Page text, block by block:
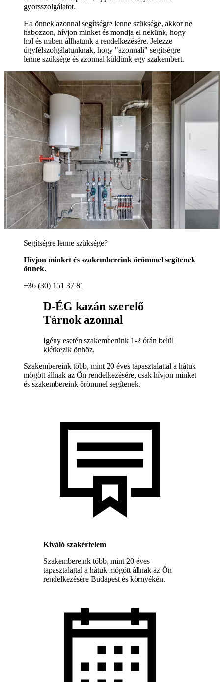
gyorsszolgálatot.
Ha önnek azonnal segítségre lenne szüksége, akkor ne
habozzon, hívjon minket és mondja el nekünk, hogy
hol és miben állhatunk a rendelkezésére. Jelezze
ügyfélszolgálatunknak, hogy "azonnali" segítségre
lenne szüksége és azonnal küldünk egy szakembert.
Segítségre lenne szüksége?
Hívjon minket és szakembereink örömmel segítenek
önnek.
+36 (30) 151 37 81
D-ÉG kazán szerelő
Tárnok azonnal
Igény esetén szakemberünk 1-2 órán belül
kiérkezik önhöz.
Szakembereink több, mint 20 éves tapasztalattal a hátuk
mögött állnak az Ön rendelkezésére, csak hívjon minket
és szakembereink örömmel segítenek.
Kiváló szakértelem
Szakembereink több, mint 20 éves
tapasztalattal a hátuk mögött állnak az Ön
rendelkezésére Budapest és környékén.